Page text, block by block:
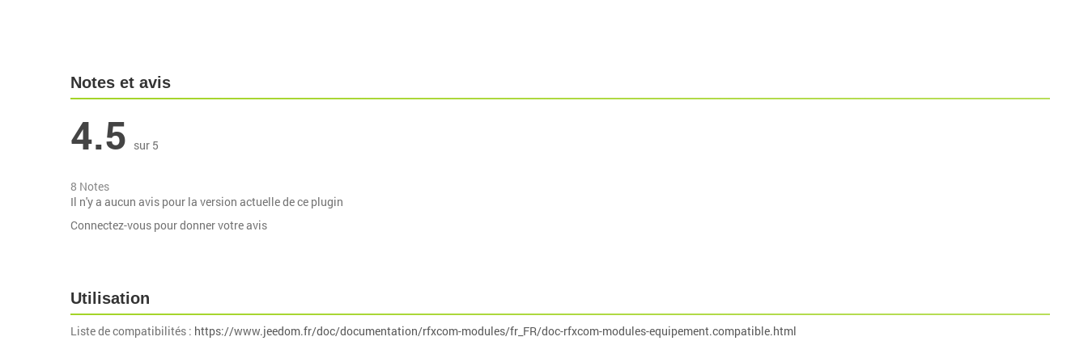
Notes et avis
4.5 sur 5
8 Notes
Il n'y a aucun avis pour la version actuelle de ce plugin
Connectez-vous pour donner votre avis
Utilisation
Liste de compatibilités : https://www.jeedom.fr/doc/documentation/rfxcom-modules/fr_FR/doc-rfxcom-modules-equipement.compatible.html